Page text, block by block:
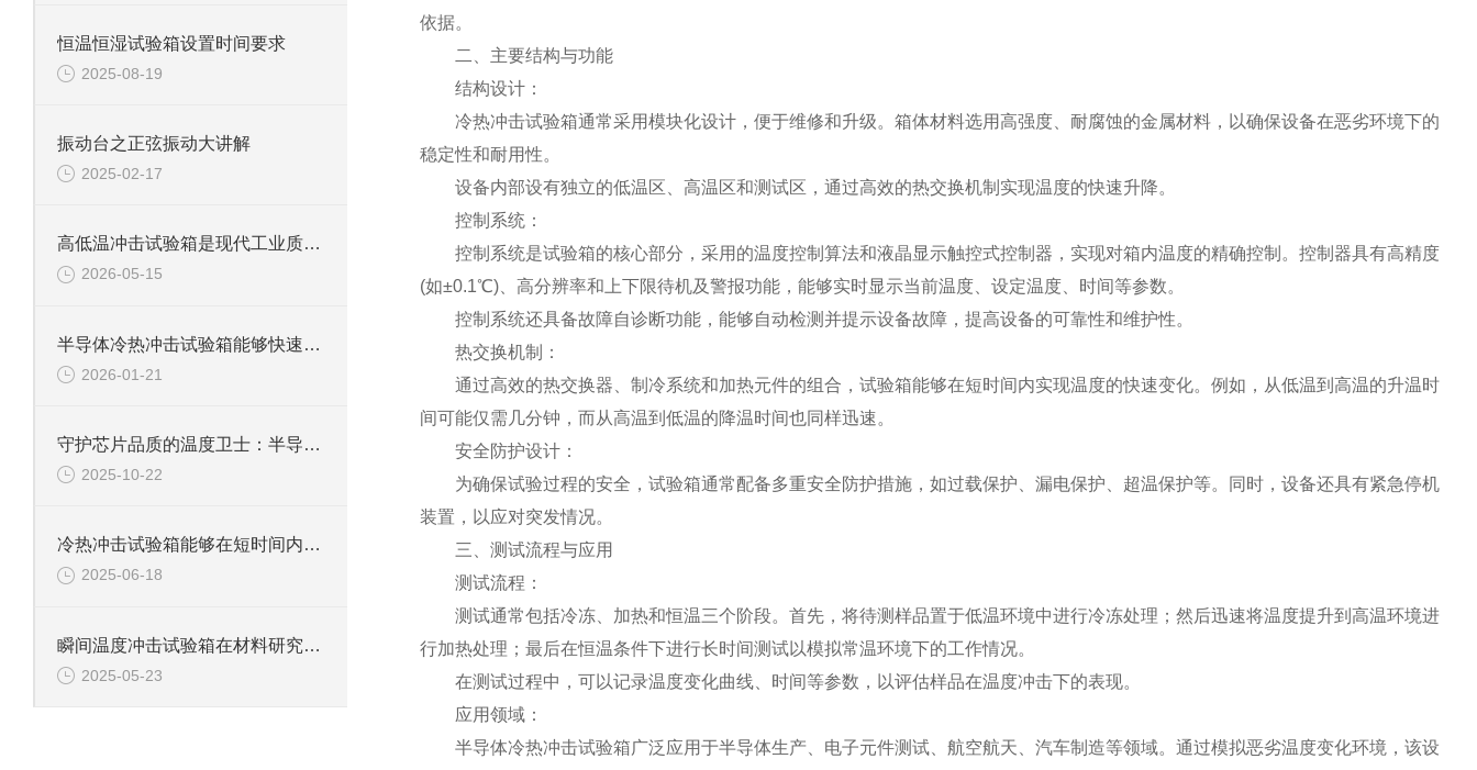
恒温恒湿试验箱设置时间要求
2025-08-19
振动台之正弦振动大讲解
2025-02-17
高低温冲击试验箱是现代工业质量管控中的重要工具
2026-05-15
半导体冷热冲击试验箱能够快速且准确地在高温和低温环境之间进行切换
2026-01-21
守护芯片品质的温度卫士：半导体冷热冲击试验箱
2025-10-22
冷热冲击试验箱能够在短时间内实现温度的快速变化
2025-06-18
瞬间温度冲击试验箱在材料研究领域中具有重要意义
2025-05-23
依据。
二、主要结构与功能
结构设计：
冷热冲击试验箱通常采用模块化设计，便于维修和升级。箱体材料选用高强度、耐腐蚀的金属材料，以确保设备在恶劣环境下的
稳定性和耐用性。
设备内部设有独立的低温区、高温区和测试区，通过高效的热交换机制实现温度的快速升降。
控制系统：
控制系统是试验箱的核心部分，采用的温度控制算法和液晶显示触控式控制器，实现对箱内温度的精确控制。控制器具有高精度
(如±0.1℃)、高分辨率和上下限待机及警报功能，能够实时显示当前温度、设定温度、时间等参数。
控制系统还具备故障自诊断功能，能够自动检测并提示设备故障，提高设备的可靠性和维护性。
热交换机制：
通过高效的热交换器、制冷系统和加热元件的组合，试验箱能够在短时间内实现温度的快速变化。例如，从低温到高温的升温时
间可能仅需几分钟，而从高温到低温的降温时间也同样迅速。
安全防护设计：
为确保试验过程的安全，试验箱通常配备多重安全防护措施，如过载保护、漏电保护、超温保护等。同时，设备还具有紧急停机
装置，以应对突发情况。
三、测试流程与应用
测试流程：
测试通常包括冷冻、加热和恒温三个阶段。首先，将待测样品置于低温环境中进行冷冻处理；然后迅速将温度提升到高温环境进
行加热处理；最后在恒温条件下进行长时间测试以模拟常温环境下的工作情况。
在测试过程中，可以记录温度变化曲线、时间等参数，以评估样品在温度冲击下的表现。
应用领域：
半导体冷热冲击试验箱广泛应用于半导体生产、电子元件测试、航空航天、汽车制造等领域。通过模拟恶劣温度变化环境，该设